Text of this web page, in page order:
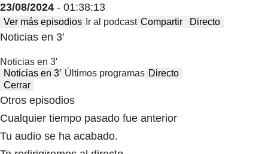
23/08/2024 - 01:38:13
Ver más episodios Ir al podcast Compartir Directo
Noticias en 3′
Noticias en 3′
Noticias en 3′ Últimos programas Directo
Cerrar
Otros episodios
Cualquier tiempo pasado fue anterior
Tu audio se ha acabado.